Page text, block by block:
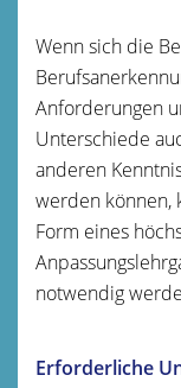
Wenn sich die
Anforderungen
Unterschiede
anderen
werden können,
Form eines
notwendig
Erforderliche